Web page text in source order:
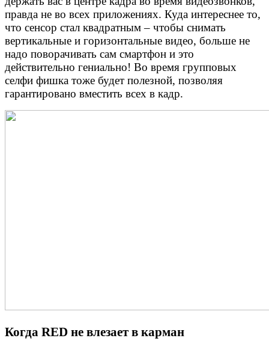
правда не во всех приложениях. Куда интереснее то,
что сенсор стал квадратным – чтобы снимать
вертикальные и горизонтальные видео, больше не
надо поворачивать сам смартфон и это
действительно гениально! Во время групповых
селфи фишка тоже будет полезной, позволяя
гарантировано вместить всех в кадр.
Когда RED не влезает в карман